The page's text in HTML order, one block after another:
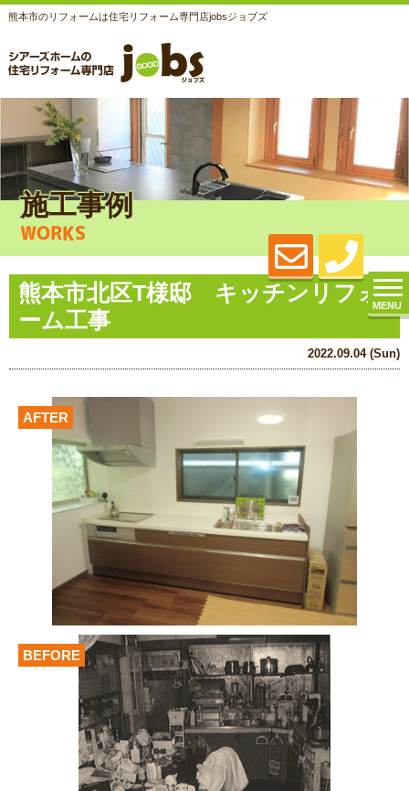
熊本市のリフォームは住宅リフォーム専門店jobsジョブズ
MENU
施工事例
WORKS
熊本市北区T様邸 キッチンリフォ
ーム工事
2022.09.04 (Sun)
AFTER
BEFORE